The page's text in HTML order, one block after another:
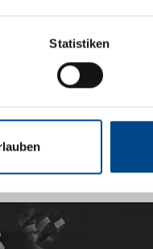
Statistiken